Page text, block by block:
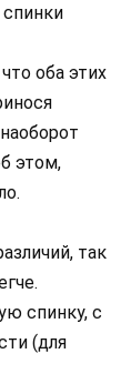
оба этих
этом,
так
спинку, с
(для